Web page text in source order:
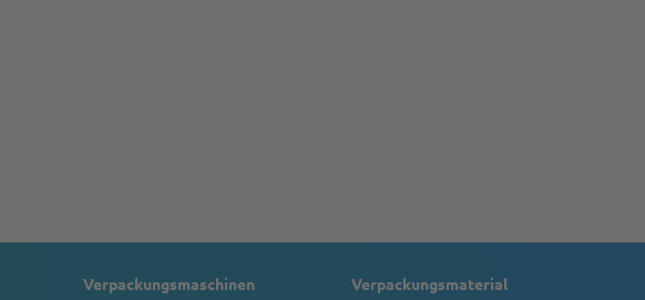
Verpackungsmaschinen
Verpackungsmaterial